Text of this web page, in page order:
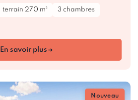
terrain 270 m² 3 chambres
En savoir plus
Nouveau